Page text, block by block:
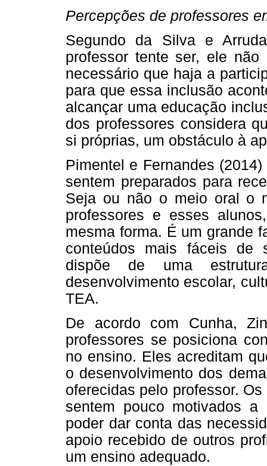
Percepções de professores
Segundo da Silva e
professor tente ser, ele
necessário que haja a
para que essa inclusão
alcançar uma educação
dos professores considera
si próprias, um obstáculo à
Pimentel e Fernandes
sentem preparados para
Seja ou não o meio oral o
professores e esses
mesma forma. É um grande
conteúdos mais fáceis de
dispõe de uma
desenvolvimento escolar,
TEA.
De acordo com Cunha,
professores se posiciona
no ensino. Eles acreditam
o desenvolvimento dos
oferecidas pelo professor.
sentem pouco motivados
poder dar conta das
apoio recebido de outros
um ensino adequado.